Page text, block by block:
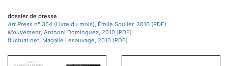
dossier de presse
Art Press n° 364 (Livre du mois), Émile Soulier, 2010 (PDF)
Mouvement, Anthoni Dominguez, 2010 (PDF)
fluctuat.net, Magalie Lesauvage, 2010 (PDF)